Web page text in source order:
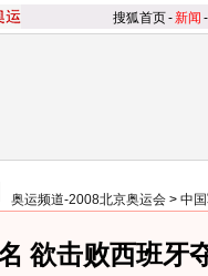
搜狐首页-新闻 -
奥运频道-2008北京奥运会 > 中
欲击败西班牙